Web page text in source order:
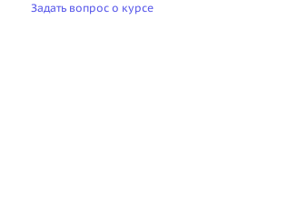
Задать вопрос о курсе